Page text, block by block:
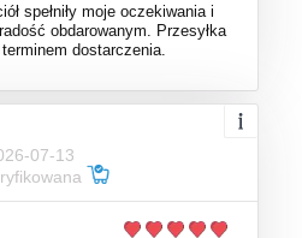
spełniły moje oczekiwania i
obdarowanym. Przesyłka
dostarczenia.
07-13